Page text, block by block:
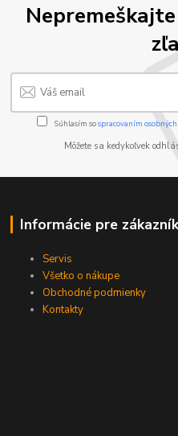
Súhlasím sospracovaním
Môžete sa kedykoľvek
Informácie pre
Servis
Všetko o nákupe
Obchodné podmienky
Kontakty